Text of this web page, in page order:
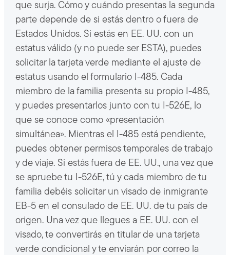
que surja. Cómo y cuándo presentas la segunda
parte depende de si estás dentro o fuera de
Estados Unidos. Si estás en EE. UU. con un
estatus válido (y no puede ser ESTA), puedes
solicitar la tarjeta verde mediante el ajuste de
estatus usando el formulario I-485. Cada
miembro de la familia presenta su propio I-485,
y puedes presentarlos junto con tu I-526E, lo
que se conoce como «presentación
simultánea». Mientras el I-485 está pendiente,
puedes obtener permisos temporales de trabajo
y de viaje. Si estás fuera de EE. UU., una vez que
se apruebe tu I-526E, tú y cada miembro de tu
familia debéis solicitar un visado de inmigrante
EB-5 en el consulado de EE. UU. de tu país de
origen. Una vez que llegues a EE. UU. con el
visado, te convertirás en titular de una tarjeta
verde condicional y te enviarán por correo la